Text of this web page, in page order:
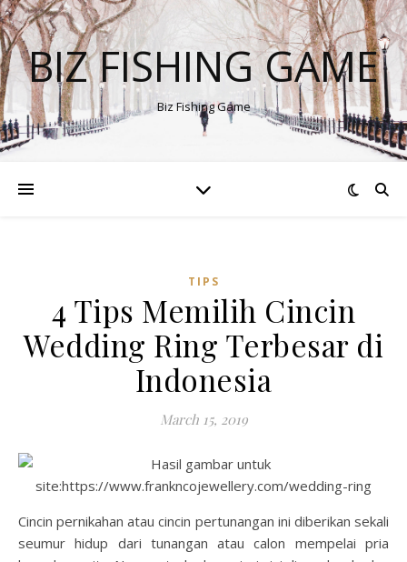
BIZ FISHING GAME
Biz Fishing Game
TIPS
4 Tips Memilih Cincin
Wedding Ring Terbesar di
Indonesia
March 15, 2019
Cincin pernikahan atau cincin pertunangan ini diberikan sekali
seumur hidup dari tunangan atau calon mempelai pria